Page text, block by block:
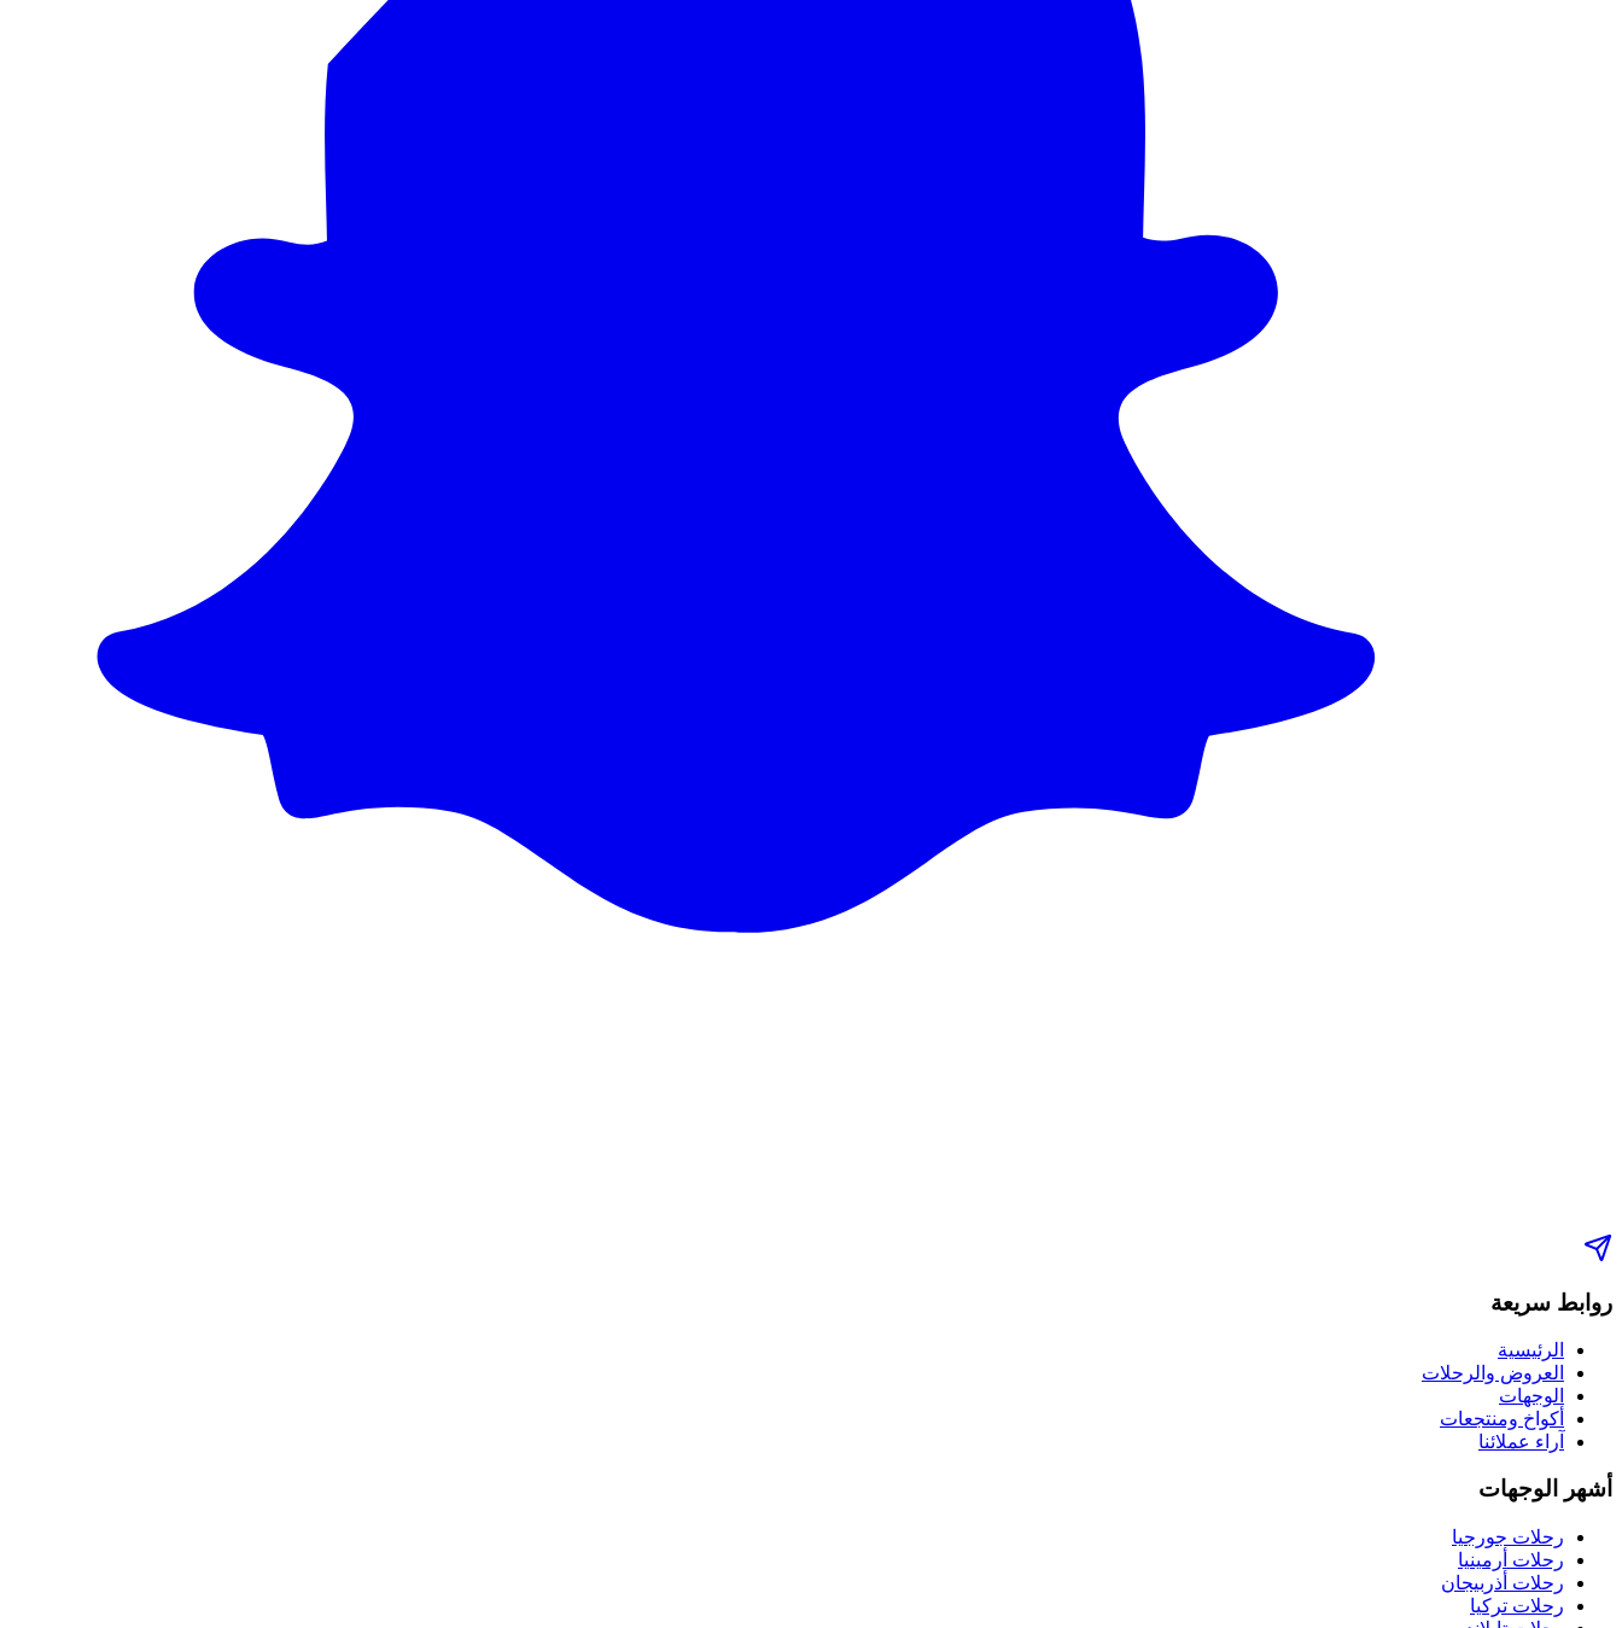
روابط سريعة
الرئيسية
العروض والرحلات
الوجهات
أكواخ ومنتجعات
آراء عملائنا
أشهر الوجهات
رحلات جورجيا
رحلات أرمينيا
رحلات أذربيجان
رحلات تركيا